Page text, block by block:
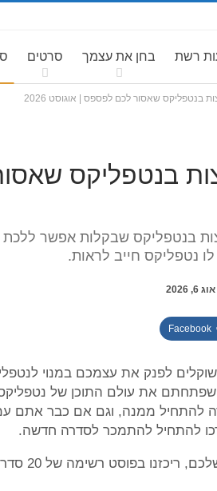
רשת בחן את עצמך סרטים
בנטפליקס
בנטפליקס שבקלות אפשר ללכת
נטפליקס חייב לראות.
אוג 6, 2026
Facebook
לפנק את עצמכם במנוי
את עולם התוכן של נטפליקס
להתחיל ממנה, וגם אם כבר אתם
להתחיל להתמכר לסדרה חדשה.
על מנת